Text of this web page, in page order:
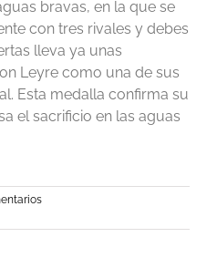
bravas, en la que se
con tres rivales y debes
lleva ya unas
Leyre como una de sus
Esta medalla confirma su
el sacrificio en las aguas